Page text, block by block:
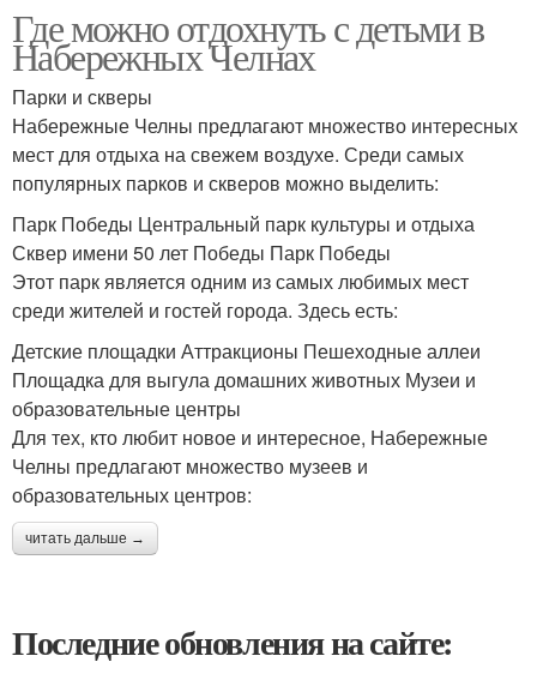
Где можно отдохнуть с детьми в
Набережных Челнах
Парки и скверы
Набережные Челны предлагают множество интересных
мест для отдыха на свежем воздухе. Среди самых
популярных парков и скверов можно выделить:
Парк Победы Центральный парк культуры и отдыха
Сквер имени 50 лет Победы Парк Победы
Этот парк является одним из самых любимых мест
среди жителей и гостей города. Здесь есть:
Детские площадки Аттракционы Пешеходные аллеи
Площадка для выгула домашних животных Музеи и
образовательные центры
Для тех, кто любит новое и интересное, Набережные
Челны предлагают множество музеев и
образовательных центров:
читать дальше →
Последние обновления на сайте: